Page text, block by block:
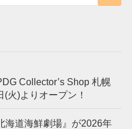
Collector’s Shop 札幌
火)よりオープン！
海道海鮮劇場』が2026年